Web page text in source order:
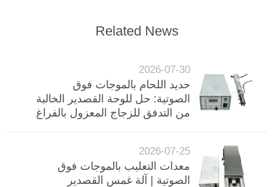
Related News
2026-07-30
حديد اللحام بالموجات فوق
الصوتية: حل للوحة القصدير الخالية
من التدفق للزجاج المعزول بالفراغ
2026-07-25
معدات التعليب بالموجات فوق
الصوتية | آلة غمس القصدير